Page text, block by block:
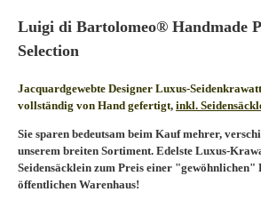
Luigi di Bartolomeo® Handmade
Selection
Jacquardgewebte Designer Luxus-
vollständig von Hand gefertigt, inkl.
Sie sparen bedeutsam beim Kauf mehrer,
unserem breiten Sortiment. Edelste Luxus-
Seidensäcklein zum Preis einer "gewöhnlichen"
öffentlichen Warenhaus!